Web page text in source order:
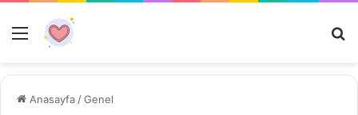
Menü
Anasayfa /Genel